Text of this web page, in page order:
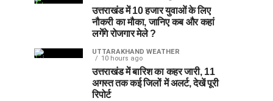
उत्तराखंड में 10 हजार युवाओं के लिए
नौकरी का मौका, जानिए कब और कहां
लगेंगे रोजगार मेले ?
UTTARAKHAND WEATHER
10 hours ago
उत्तराखंड में बारिश का कहर जारी, 11
अगस्त तक कई जिलों में अलर्ट, देखें पूरी
रिपोर्ट